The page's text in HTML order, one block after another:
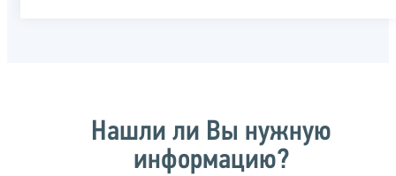
Нашли ли Вы нужную
информацию?